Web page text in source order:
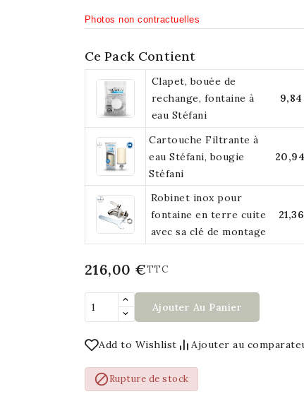
Photos non contractuelles
Ce Pack Contient
Clapet, bouée de
rechange, fontaine à
eau Stéfani
Cartouche Filtrante à
eau Stéfani, bougie
Stéfani
Robinet inox pour
fontaine en terre cuite
avec sa clé de montage
216,00 €TTC
Ajouter Au Panier
Add to Wishlist Ajouter au
Rupture de stock